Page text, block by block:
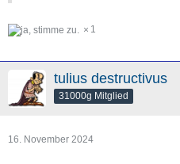
1
tulius destructivus
31000g Mitglied
16. November 2024